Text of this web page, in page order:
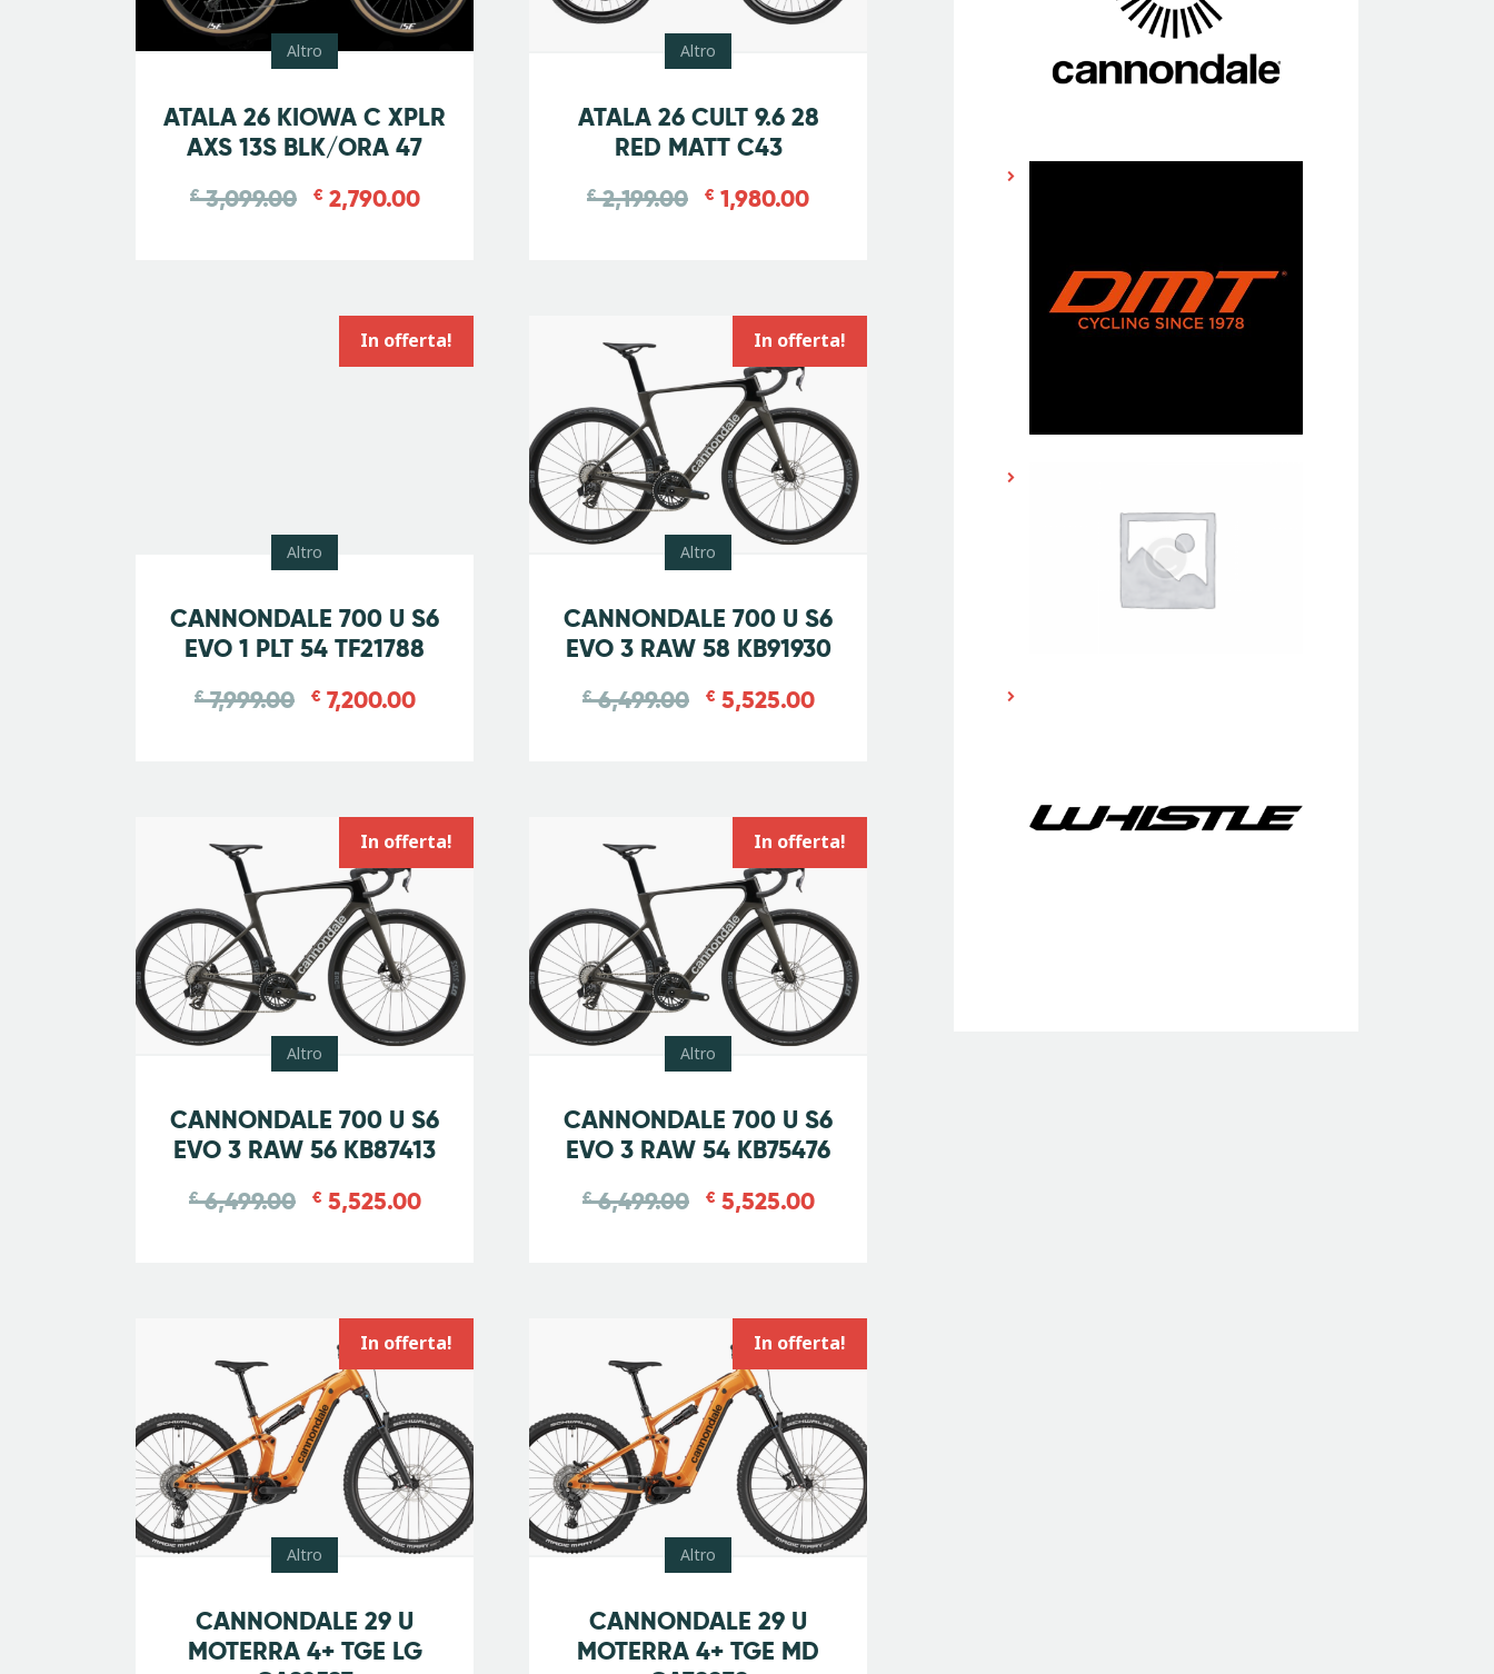
Altro
ATALA 26 KIOWA C XPLR
AXS 13S BLK/ORA 47
€ 3,099.00 € 2,790.00
Altro
ATALA 26 CULT 9.6 28
RED MATT C43
€ 2,199.00 € 1,980.00
In offerta!
Altro
CANNONDALE 700 U S6
EVO 1 PLT 54 TF21788
€ 7,999.00 € 7,200.00
In offerta!
Altro
CANNONDALE 700 U S6
EVO 3 RAW 58 KB91930
€ 6,499.00 € 5,525.00
In offerta!
Altro
CANNONDALE 700 U S6
EVO 3 RAW 56 KB87413
€ 6,499.00 € 5,525.00
In offerta!
Altro
CANNONDALE 700 U S6
EVO 3 RAW 54 KB75476
€ 6,499.00 € 5,525.00
In offerta!
Altro
CANNONDALE 29 U
MOTERRA 4+ TGE LG
In offerta!
Altro
CANNONDALE 29 U
MOTERRA 4+ TGE MD